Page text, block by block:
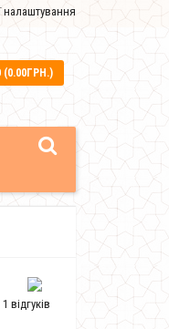
налаштування
(0.00ГРН.)
1 відгуків